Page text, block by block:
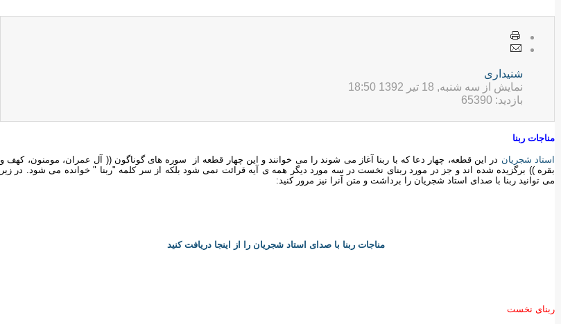
شنیداری
نمایش از سه شنبه, 18 تیر 1392 18:50
بازدید: 65390
مناجات ربنا
استاد شجریان در اين قطعه، چهار دعا كه با ربنا آغاز می شوند را می خوانند و اين چهار قطعه از سوره های گوناگون (( آل عمران، مومنون، كهف و
بقره )) برگزیده شده اند و جز در مورد ربنای نخست در سه مورد ديگر همه ی آيه قرائت نمی شود بلكه از سر كلمه "‌ربنا " خوانده می شود. در زیر
می توانید ربنا با صدای استاد شجریان را برداشت و متن آنرا نيز مرور كنيد:
مناجات ربنا با صدای استاد شجریان را از اینجا دریافت کنید
ربنای نخست